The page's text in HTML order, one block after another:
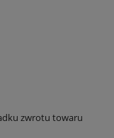
zwrotu towaru